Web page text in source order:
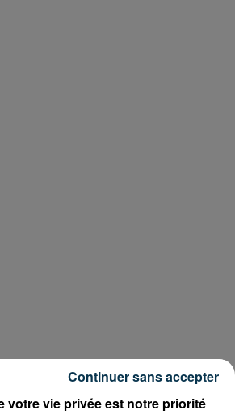
votre vie privée est notre priorité
Continuer sans accepter